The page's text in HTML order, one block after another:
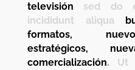
televisión
sed do
incididunt aliqua
formatos,
estratégicos,
comercialización. Ut